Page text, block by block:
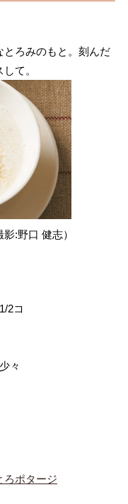
ろみのもと。刻んだ
て。
影:野口 健志）
2コ
々
ろポタージ